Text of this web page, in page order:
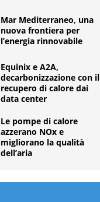
Mar Mediterraneo, una
nuova frontiera per
l’energia rinnovabile
Equinix e A2A,
decarbonizzazione con il
recupero di calore dai
data center
Le pompe di calore
azzerano NOx e
migliorano la qualità
dell’aria